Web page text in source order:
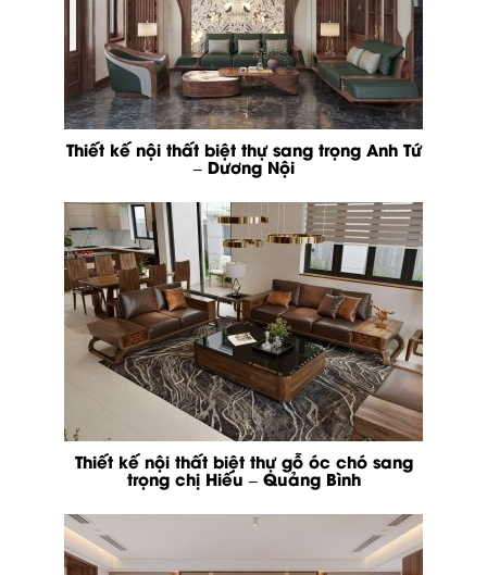
Thiết kế nội thất biệt thự sang trọng Anh Tứ
– Dương Nội
Thiết kế nội thất biệt thự gỗ óc chó sang
trọng chị Hiếu – Quảng Bình